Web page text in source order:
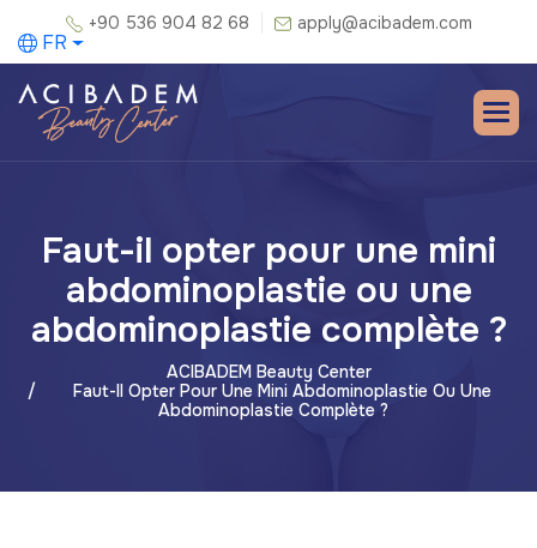
+90 536 904 82 68 apply@acibadem.com
FR
Faut-il opter pour une mini
abdominoplastie ou une
abdominoplastie complète ?
ACIBADEM Beauty Center
Faut-Il Opter Pour Une Mini Abdominoplastie Ou Une
Abdominoplastie Complète ?